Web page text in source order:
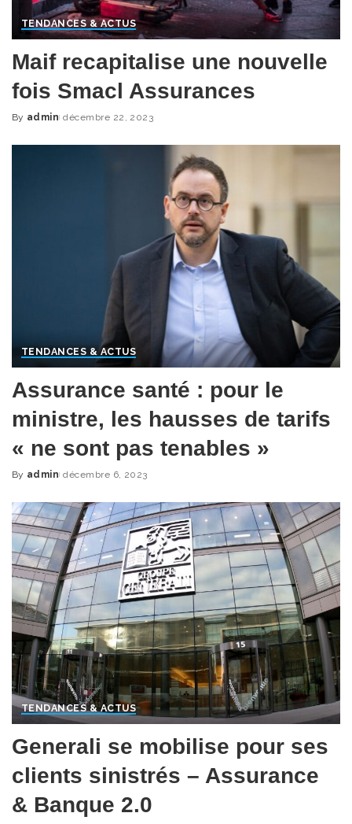
TENDANCES & ACTUS
Maif recapitalise une nouvelle
fois Smacl Assurances
Posted
By admin décembre 22, 2023
TENDANCES & ACTUS
Assurance santé : pour le
ministre, les hausses de tarifs
« ne sont pas tenables »
Posted
By admin décembre 6, 2023
TENDANCES & ACTUS
Generali se mobilise pour ses
clients sinistrés – Assurance
& Banque 2.0